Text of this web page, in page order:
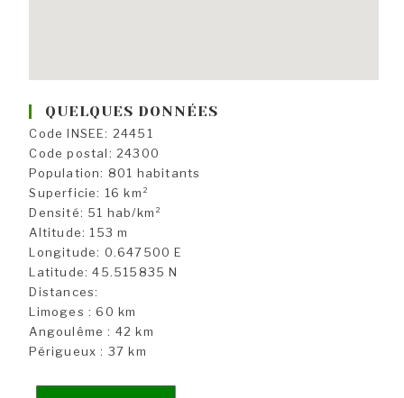
QUELQUES DONNÉES
Code INSEE: 24451
Code postal: 24300
Population: 801 habitants
Superficie: 16 km²
Densité: 51 hab/km²
Altitude: 153 m
Longitude: 0.647500 E
Latitude: 45.515835 N
Distances:
Limoges : 60 km
Angoulême : 42 km
Périgueux : 37 km